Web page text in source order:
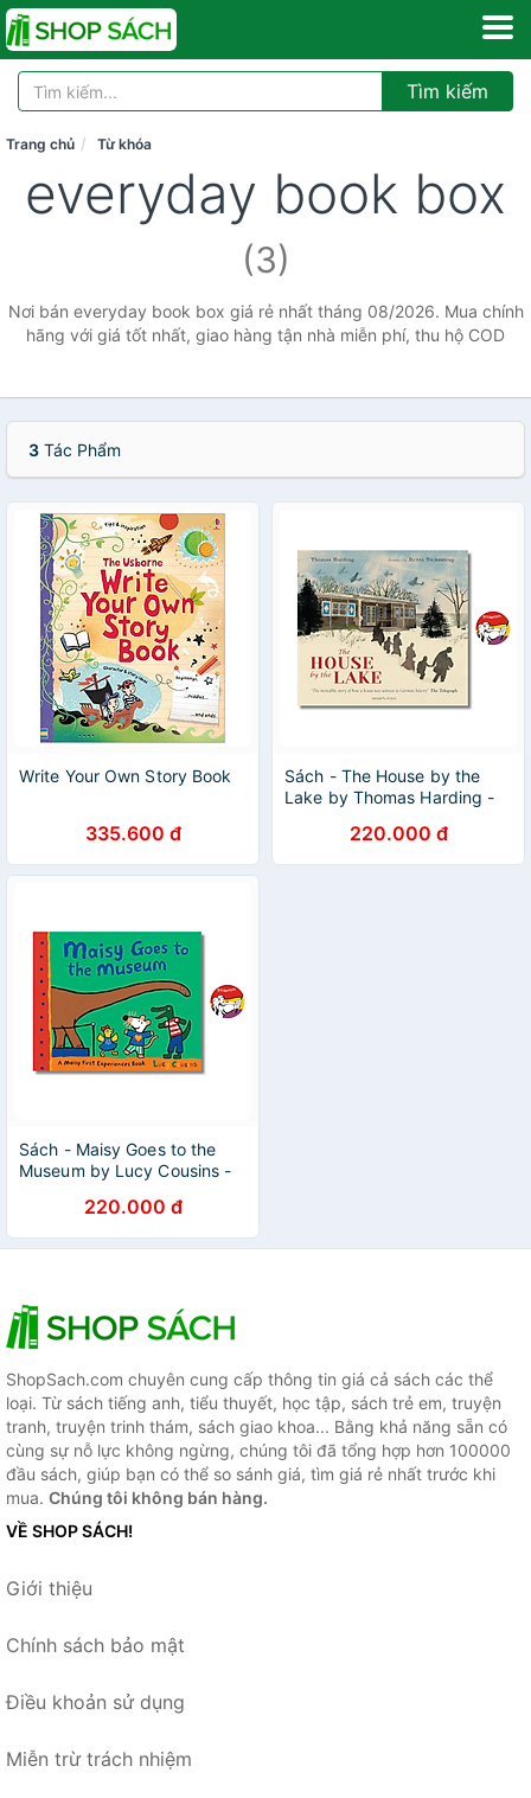
Tìm kiếm
Trang chủ Từ khóa
everyday book box
(3)
Nơi bán everyday book box giá rẻ nhất tháng 08/2026. Mua chính
hãng với giá tốt nhất, giao hàng tận nhà miễn phí, thu hộ COD
3 Tác Phẩm
Write Your Own Story Book
335.600 đ
Sách - The House by the
Lake by Thomas Harding -
in English - Ngoại Văn
220.000 đ
Sách - Maisy Goes to the
Museum by Lucy Cousins -
in English - Ngoại Văn
220.000 đ
ShopSach.com chuyên cung cấp thông tin giá cả sách các thể
loại. Từ sách tiếng anh, tiểu thuyết, học tập, sách trẻ em, truyện
tranh, truyện trinh thám, sách giao khoa... Bằng khả năng sẵn có
cùng sự nỗ lực không ngừng, chúng tôi đã tổng hợp hơn 100000
đầu sách, giúp bạn có thể so sánh giá, tìm giá rẻ nhất trước khi
mua. Chúng tôi không bán hàng.
VỀ SHOP SÁCH!
Giới thiệu
Chính sách bảo mật
Điều khoản sử dụng
Miễn trừ trách nhiệm